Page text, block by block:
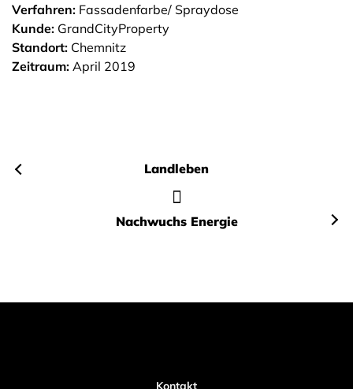
Verfahren: Fassadenfarbe/ Spraydose
Kunde: GrandCityProperty
Standort: Chemnitz
Zeitraum: April 2019
Landleben
Nachwuchs Energie
Kontakt